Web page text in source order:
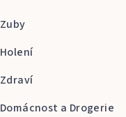
Zuby
Holení
Zdraví
Domácnost a Drogerie